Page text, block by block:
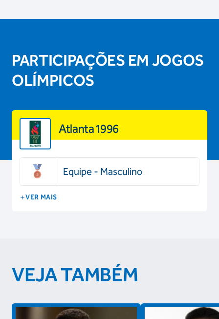
PARTICIPAÇÕES EM JOGOS
OLÍMPICOS
Atlanta 1996
Equipe - Masculino
VER MAIS
VEJA TAMBÉM